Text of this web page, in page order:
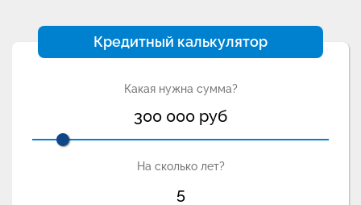
Кредитный калькулятор
Какая нужна сумма?
300 000 руб
На сколько лет?
5